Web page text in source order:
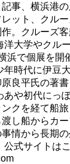
事、横浜港
ット、クル
。クルーズ
洋大学やクル
浜で個展を開
年時代に伊豆
良平氏の著
あや初代にっ
クを経て船
し船からカ
情から長期
公式サイトは